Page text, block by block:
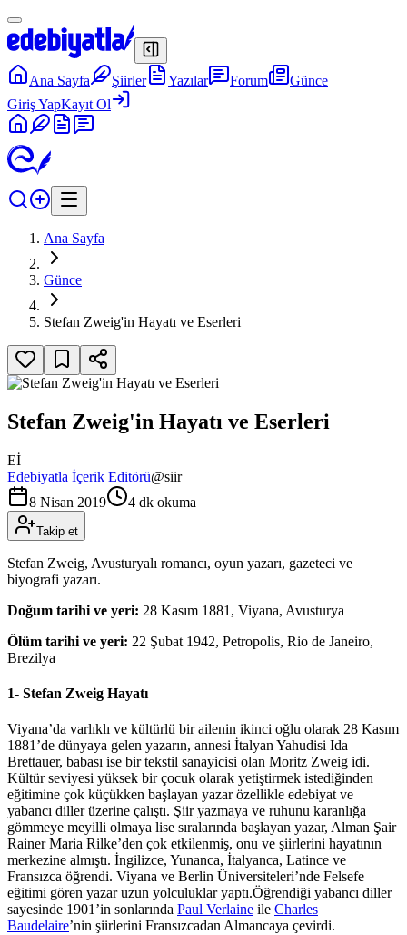
Ana Sayfa Şiirler Yazılar Forum
Günce
Giriş YapKayıt Ol
Ana Sayfa
Günce
Stefan Zweig'in Hayatı ve Eserleri
Stefan Zweig'in Hayatı ve Eserleri
Eİ
Edebiyatla İçerik Editörü@siir
8 Nisan 2019
4 dk okuma
Takip et
Stefan Zweig, Avusturyalı romancı, oyun yazarı, gazeteci ve
biyografi yazarı.
Doğum tarihi ve yeri: 28 Kasım 1881, Viyana, Avusturya
Ölüm tarihi ve yeri: 22 Şubat 1942, Petropolis, Rio de Janeiro,
Brezilya
1- Stefan Zweig Hayatı
Viyana’da varlıklı ve kültürlü bir ailenin ikinci oğlu olarak 28 Kasım
1881’de dünyaya gelen yazarın, annesi İtalyan Yahudisi Ida
Brettauer, babası ise bir tekstil sanayicisi olan Moritz Zweig idi.
Kültür seviyesi yüksek bir çocuk olarak yetiştirmek istediğinden
eğitimine çok küçükken başlayan yazar özellikle edebiyat ve
yabancı diller üzerine çalıştı. Şiir yazmaya ve ruhunu karanlığa
gömmeye meyilli olmaya lise sıralarında başlayan yazar, Alman Şair
Rainer Maria Rilke’den çok etkilenmiş, onu ve şiirlerini hayatının
merkezine almıştı. İngilizce, Yunanca, İtalyanca, Latince ve
Fransızca öğrendi. Viyana ve Berlin Üniversiteleri’nde Felsefe
eğitimi gören yazar uzun yolculuklar yaptı.Öğrendiği yabancı diller
sayesinde 1901’in sonlarında Paul Verlaine ile Charles
Baudelaire’nin şiirlerini Fransızcadan Almancaya çevirdi.